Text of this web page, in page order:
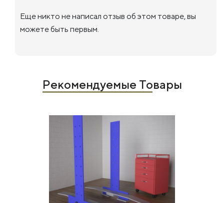
Еще никто не написал отзыв об этом товаре, вы
можете быть первым.
Рекомендуемые Товары